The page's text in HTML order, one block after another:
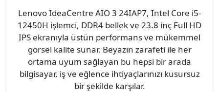
Lenovo IdeaCentre AIO 3 24IAP7, Intel Core i5-
12450H işlemci, DDR4 bellek ve 23.8 inç Full HD
IPS ekranıyla üstün performans ve mükemmel
görsel kalite sunar. Beyazın zarafeti ile her
ortama uyum sağlayan bu hepsi bir arada
bilgisayar, iş ve eğlence ihtiyaçlarınızı kusursuz
bir şekilde karşılar.